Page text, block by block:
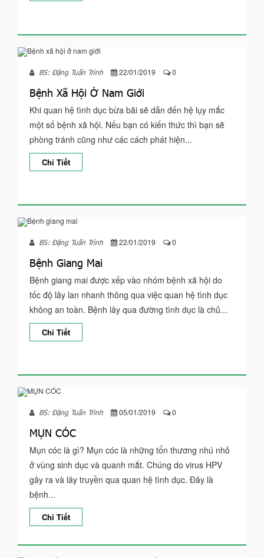
BS: Đặng Tuấn Trình 22/01/2019 0
Bệnh Xã Hội Ở Nam Giới
Khi quan hệ tình dục bừa bãi sẽ dẫn đến hệ lụy mắc
một số bệnh xã hội. Nếu bạn có kiến thức thì bạn sẽ
phòng tránh cũng như các cách phát hiện...
Chi Tiết
BS: Đặng Tuấn Trình 22/01/2019 0
Bệnh Giang Mai
Bệnh giang mai được xếp vào nhóm bệnh xã hội do
tốc độ lây lan nhanh thông qua việc quan hệ tình dục
không an toàn. Bệnh lây qua đường tình dục là chủ...
Chi Tiết
BS: Đặng Tuấn Trình 05/01/2019 0
MỤN CÓC
Mụn cóc là gì? Mụn cóc là những tổn thương nhú nhỏ
ở vùng sinh dục và quanh mắt. Chúng do virus HPV
gây ra và lây truyền qua quan hệ tình dục. Đây là
bệnh...
Chi Tiết